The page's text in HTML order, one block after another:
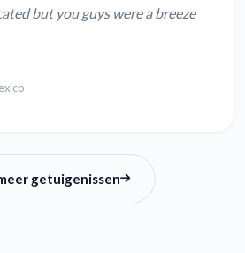
but you guys were a breeze
getuigenissen